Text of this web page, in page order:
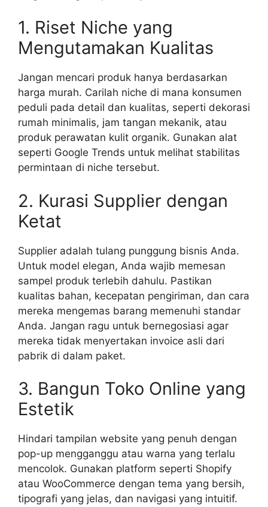
1. Riset Niche yang
Mengutamakan Kualitas
Jangan mencari produk hanya berdasarkan
harga murah. Carilah niche di mana konsumen
peduli pada detail dan kualitas, seperti dekorasi
rumah minimalis, jam tangan mekanik, atau
produk perawatan kulit organik. Gunakan alat
seperti Google Trends untuk melihat stabilitas
permintaan di niche tersebut.
2. Kurasi Supplier dengan
Ketat
Supplier adalah tulang punggung bisnis Anda.
Untuk model elegan, Anda wajib memesan
sampel produk terlebih dahulu. Pastikan
kualitas bahan, kecepatan pengiriman, dan cara
mereka mengemas barang memenuhi standar
Anda. Jangan ragu untuk bernegosiasi agar
mereka tidak menyertakan invoice asli dari
pabrik di dalam paket.
3. Bangun Toko Online yang
Estetik
Hindari tampilan website yang penuh dengan
pop-up mengganggu atau warna yang terlalu
mencolok. Gunakan platform seperti Shopify
atau WooCommerce dengan tema yang bersih,
tipografi yang jelas, dan navigasi yang intuitif.